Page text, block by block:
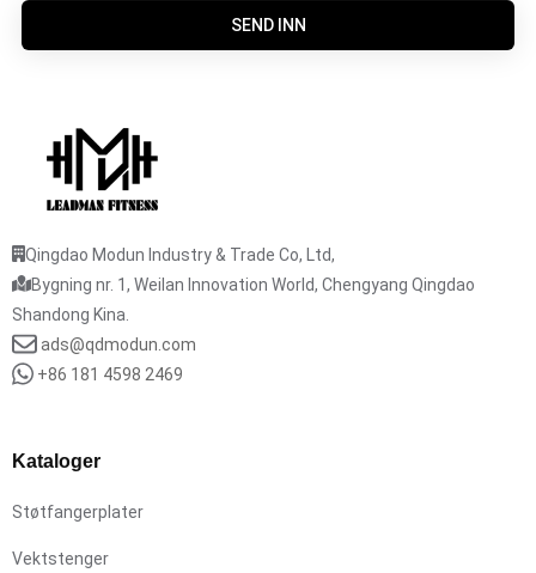
SEND INN
Qingdao Modun Industry & Trade Co, Ltd,
Bygning nr. 1, Weilan Innovation World, Chengyang Qingdao
Shandong Kina.
ads@qdmodun.com
+86 181 4598 2469
Kataloger
Støtfangerplater
Vektstenger